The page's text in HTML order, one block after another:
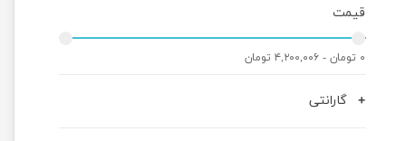
قیمت
۰ تومان - ۴,۲۰۰,۰۰۶ تومان
گارانتی